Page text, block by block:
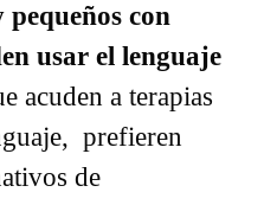
con
usar el lenguaje
acuden a terapias
prefieren
de